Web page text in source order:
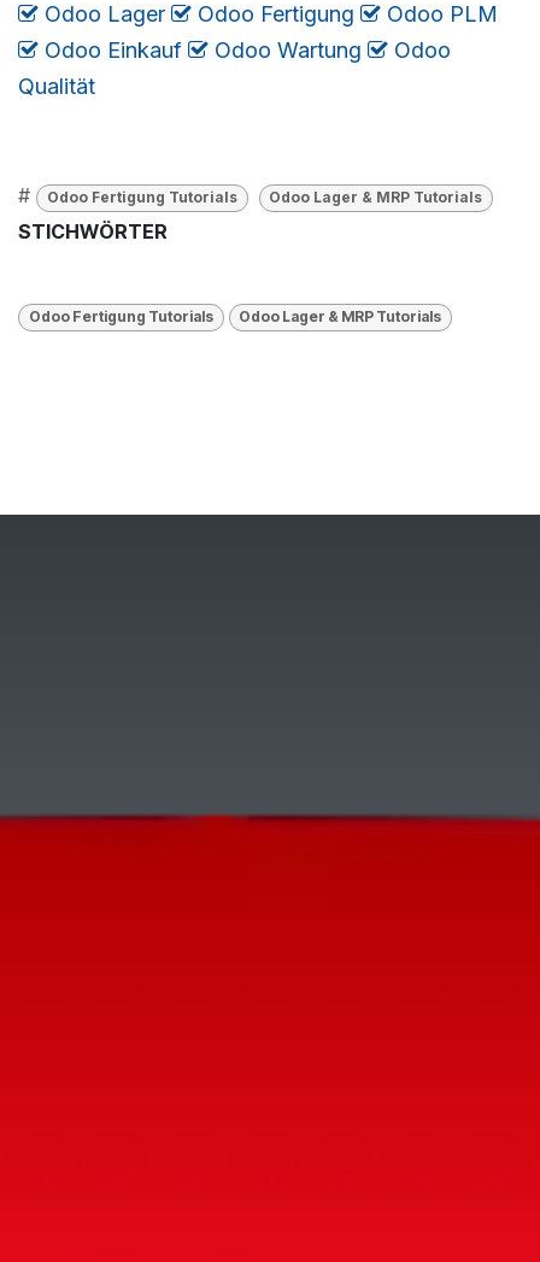
Odoo Lager Odoo Fertigung Odoo PLM
Odoo Einkauf
Odoo Wartung
Odoo
Qualität
# Odoo Fertigung Tutorials Odoo Lager & MRP Tutorials
STICHWÖRTER
Odoo Fertigung Tutorials Odoo Lager & MRP Tutorials